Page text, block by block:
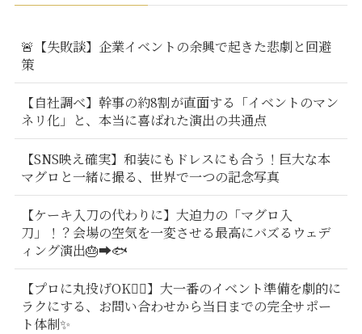
🚨【失敗談】企業イベントの余興で起きた悲劇と回避
策
【自社調べ】幹事の約8割が直面する「イベントのマン
ネリ化」と、本当に喜ばれた演出の共通点
【SNS映え確実】和装にもドレスにも合う！巨大な本
マグロと一緒に撮る、世界で一つの記念写真
【ケーキ入刀の代わりに】大迫力の「マグロ入
刀」！？会場の空気を一変させる最高にバズるウェデ
ィング演出🎂➡️🐟
【プロに丸投げOK🙆‍♂️】大一番のイベント準備を劇的に
ラクにする、お問い合わせから当日までの完全サポー
ト体制✨